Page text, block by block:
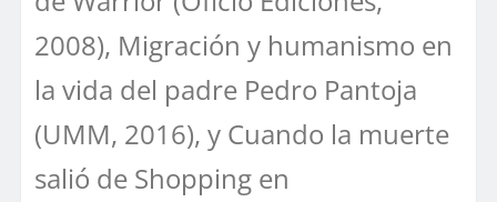
2008), Migración y humanismo en
la vida del padre Pedro Pantoja
(UMM, 2016), y Cuando la muerte
salió de Shopping en